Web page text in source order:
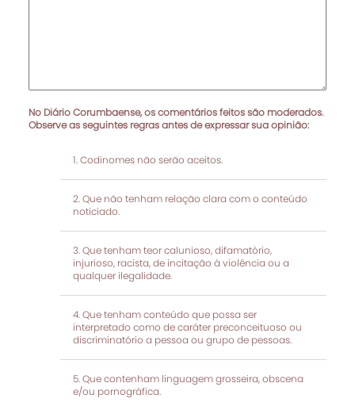
No Diário Corumbaense, os comentários feitos são moderados.
Observe as seguintes regras antes de expressar sua opinião:
Codinomes não serão aceitos.
Que não tenham relação clara com o conteúdo
noticiado.
Que tenham teor calunioso, difamatório,
injurioso, racista, de incitação à violência ou a
qualquer ilegalidade.
Que tenham conteúdo que possa ser
interpretado como de caráter preconceituoso ou
discriminatório a pessoa ou grupo de pessoas.
Que contenham linguagem grosseira, obscena
e/ou pornográfica.